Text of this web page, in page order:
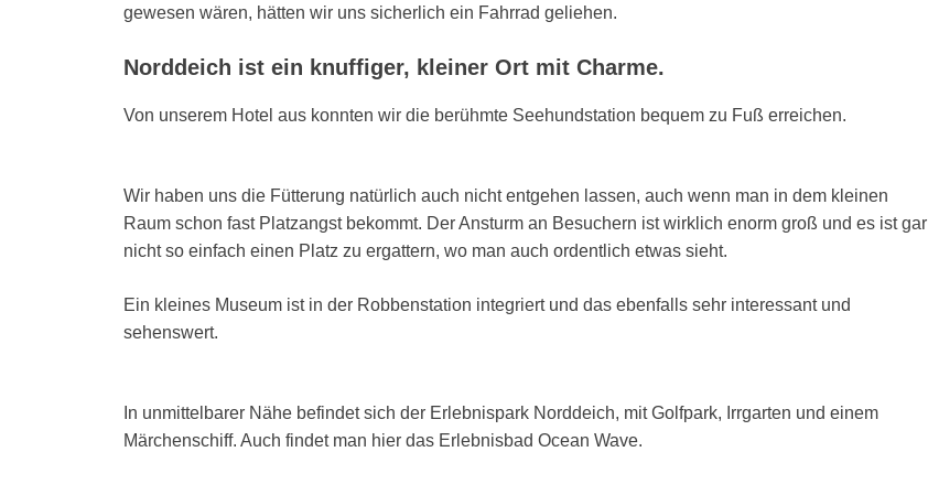
gewesen wären, hätten wir uns sicherlich ein Fahrrad geliehen.
Norddeich ist ein knuffiger, kleiner Ort mit Charme.
Von unserem Hotel aus konnten wir die berühmte Seehundstation bequem zu Fuß erreichen.
Wir haben uns die Fütterung natürlich auch nicht entgehen lassen, auch wenn man in dem kleinen
Raum schon fast Platzangst bekommt. Der Ansturm an Besuchern ist wirklich enorm groß und es ist gar
nicht so einfach einen Platz zu ergattern, wo man auch ordentlich etwas sieht.
Ein kleines Museum ist in der Robbenstation integriert und das ebenfalls sehr interessant und
sehenswert.
In unmittelbarer Nähe befindet sich der Erlebnispark Norddeich, mit Golfpark, Irrgarten und einem
Märchenschiff. Auch findet man hier das Erlebnisbad Ocean Wave.